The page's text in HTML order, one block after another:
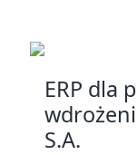
ERP dla
S.A.